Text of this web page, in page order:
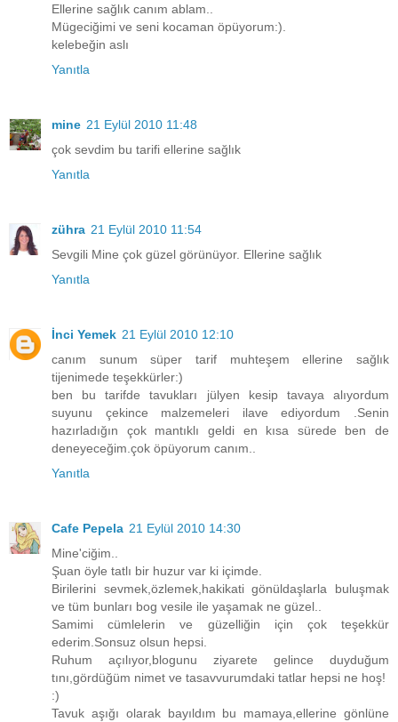
Ellerine sağlık canım ablam..
Mügeciğimi ve seni kocaman öpüyorum:).
kelebeğin aslı
Yanıtla
mine 21 Eylül 2010 11:48
çok sevdim bu tarifi ellerine sağlık
Yanıtla
zühra 21 Eylül 2010 11:54
Sevgili Mine çok güzel görünüyor. Ellerine sağlık
Yanıtla
İnci Yemek 21 Eylül 2010 12:10
canım sunum süper tarif muhteşem ellerine sağlık
tijenimede teşekkürler:)
ben bu tarifde tavukları jülyen kesip tavaya alıyordum
suyunu çekince malzemeleri ilave ediyordum .Senin
hazırladığın çok mantıklı geldi en kısa sürede ben de
deneyeceğim.çok öpüyorum canım..
Yanıtla
Cafe Pepela 21 Eylül 2010 14:30
Mine'ciğim..
Şuan öyle tatlı bir huzur var ki içimde.
Birilerini sevmek,özlemek,hakikati gönüldaşlarla buluşmak
ve tüm bunları bog vesile ile yaşamak ne güzel..
Samimi cümlelerin ve güzelliğin için çok teşekkür
ederim.Sonsuz olsun hepsi.
Ruhum açılıyor,blogunu ziyarete gelince duyduğum
tını,gördüğüm nimet ve tasavvurumdaki tatlar hepsi ne hoş!
:)
Tavuk aşığı olarak bayıldım bu mamaya,ellerine gönlüne